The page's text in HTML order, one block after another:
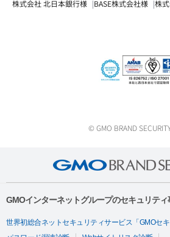
株式会社 北日本銀行様
BASE株式会社様 株
© GMO BRAND
GMOインターネットグループのセキュリテ
世界初総合ネットセキュリティサービス「GMOセキ